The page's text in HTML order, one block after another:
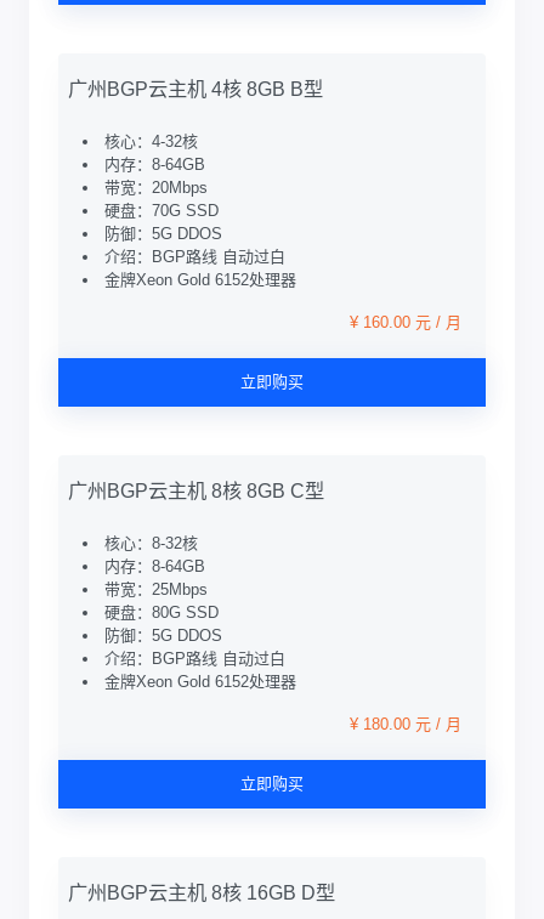
广州BGP云主机 4核 8GB B型
核心：4-32核
内存：8-64GB
带宽：20Mbps
硬盘：70G SSD
防御：5G DDOS
介绍：BGP路线 自动过白
金牌Xeon Gold 6152处理器
¥ 160.00 元 / 月
立即购买
广州BGP云主机 8核 8GB C型
核心：8-32核
内存：8-64GB
带宽：25Mbps
硬盘：80G SSD
防御：5G DDOS
介绍：BGP路线 自动过白
金牌Xeon Gold 6152处理器
¥ 180.00 元 / 月
立即购买
广州BGP云主机 8核 16GB D型